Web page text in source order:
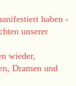
haben -
unserer
wieder,
Dramen und